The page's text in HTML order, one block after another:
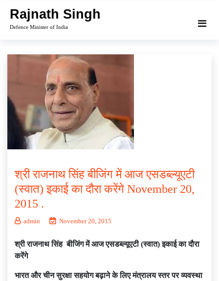
content
Rajnath Singh
Defence Minister of India
श्री राजनाथ सिंह बीजिंग में आज एसडब्ल्यूएटी
(स्वात) इकाई का दौरा करेंगे November 20,
2015 .
admin November 20, 2015
श्री राजनाथ सिंह बीजिंग में आज एसडब्ल्यूएटी (स्वात) इकाई का दौरा
करेंगे
भारत और चीन सुरक्षा सहयोग बढ़ाने के लिए मंत्रालय स्तर पर व्यवस्था